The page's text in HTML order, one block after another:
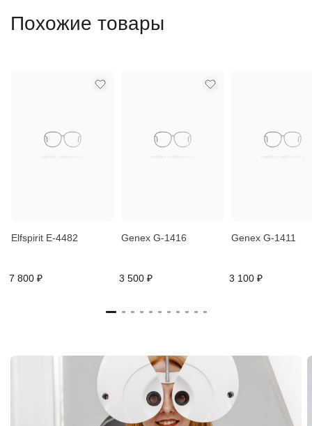
Похожие товары
Elfspirit E-4482
7 800 ₽
Genex G-1416
3 500 ₽
Genex G-1411
3 100 ₽